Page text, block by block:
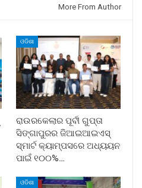
More From Author
ଓଡିଶା
ରାଉରକେଲାର ପୂର୍ବୀ ଗୁପ୍ତା
ସିଙ୍ଗାପୁରର ଜିଆଇଆଇଏସ୍
ସ୍ମାର୍ଟ କ୍ୟାମ୍ପସରେ ଅଧ୍ୟୟନ
ପାଇଁ ୧୦୦%…
ଓଡିଶା